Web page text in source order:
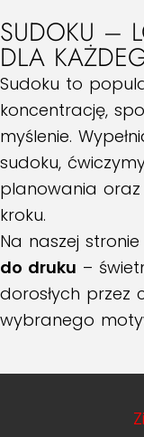
SUDOKU –
DLA
Sudoku to
koncentrację,
myślenie.
sudoku,
planowania
kroku.
Na naszej stronie
do druku –
dorosłych przez
wybranego